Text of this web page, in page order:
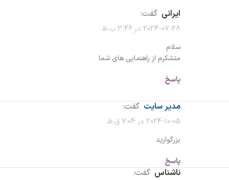
ایرانی گفت:
2024-07-28 در 3:46 ب.ظ
سلام
متشکرم از راهنمایی های شما
پاسخ
مدیر سایت گفت:
2024-10-05 در 7:04 ق.ظ
بزرگوارید
پاسخ
ناشناس گفت: